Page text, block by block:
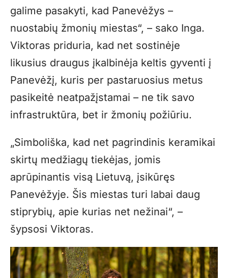
galime pasakyti, kad Panevėžys –
nuostabių žmonių miestas“, – sako Inga.
Viktoras priduria, kad net sostinėje
likusius draugus įkalbinėja keltis gyventi į
Panevėžį, kuris per pastaruosius metus
pasikeitė neatpažįstamai – ne tik savo
infrastruktūra, bet ir žmonių požiūriu.
„Simboliška, kad net pagrindinis keramikai
skirtų medžiagų tiekėjas, jomis
aprūpinantis visą Lietuvą, įsikūręs
Panevėžyje. Šis miestas turi labai daug
stiprybių, apie kurias net nežinai“, –
šypsosi Viktoras.